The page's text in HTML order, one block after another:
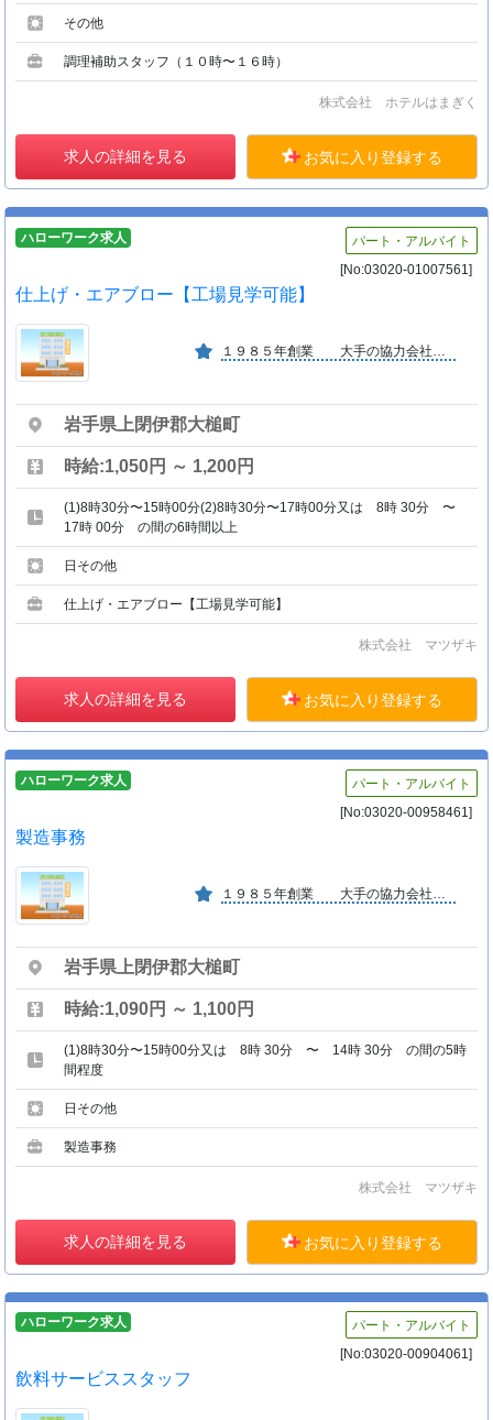
その他
調理補助スタッフ（１０時〜１６時）
株式会社 ホテルはまぎく
求人の詳細を見る お気に入り登録する
ハローワーク求人
パート・アルバイト
[No:03020-01007561]
仕上げ・エアブロー【工場見学可能】
岩手県上閉伊郡大槌町
時給:1,050円 ～ 1,200円
(1)8時30分〜15時00分(2)8時30分〜17時00分又は 8時 30分 〜
17時 00分 の間の6時間以上
日その他
仕上げ・エアブロー【工場見学可能】
株式会社 マツザキ
求人の詳細を見る お気に入り登録する
ハローワーク求人
パート・アルバイト
[No:03020-00958461]
製造事務
岩手県上閉伊郡大槌町
時給:1,090円 ～ 1,100円
(1)8時30分〜15時00分又は 8時 30分 〜 14時 30分 の間の5時
間程度
日その他
製造事務
株式会社 マツザキ
求人の詳細を見る お気に入り登録する
ハローワーク求人
パート・アルバイト
[No:03020-00904061]
飲料サービススタッフ